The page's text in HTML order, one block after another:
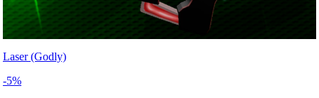
Laser (Godly)
-5%